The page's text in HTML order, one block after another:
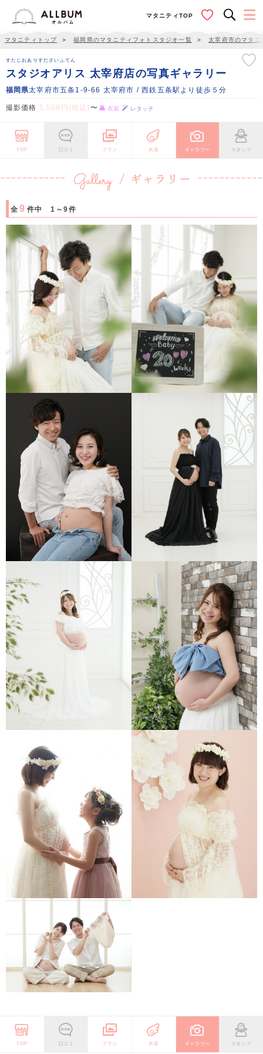
マタニティTOP
マタニティトップ ＞ 福岡県のマタニティフォトスタジオ一覧 ＞ 太宰府市のマタ
すたじおありすだざいふてん
スタジオアリス 太宰府店の写真ギャラリー
福岡県太宰府市五条1-9-66 太宰府市 / 西鉄五条駅より徒歩５分
撮影価格 5,500円(税込) 〜 衣装 レタッチ
TOP 口コミ プラン 衣装 ギャラリー スタッフ
全 9 件中 1～9件
TOP 口コミ プラン 衣装 ギャラリー スタッフ